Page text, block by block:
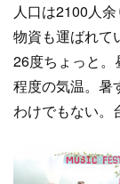
人口は2100人
物資も運ばれて
26度ちょっと。
程度の気温。暑
わけでもない。